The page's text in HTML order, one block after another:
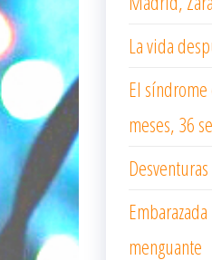
La vida
El
meses, 36
menguante